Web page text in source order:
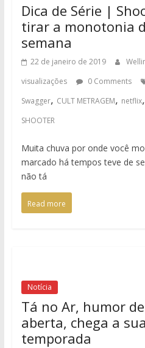
Dica de Série |
tirar a monotonia
semana
22 de janeiro de 2019
visualizações
0 Comments
Swagger, CULT METRAGEM, netflix,
SHOOTER
Muita chuva por onde você
marcado há tempos teve de
não tá
Read more
Notícia
Tá no Ar, humor
aberta, chega a
temporada